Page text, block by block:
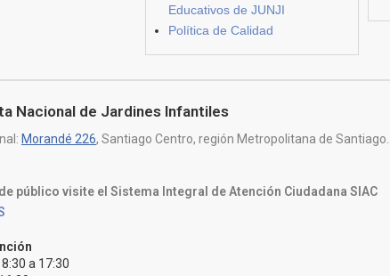
Educativos de JUNJI
Política de Calidad
Nacional de Jardines Infantiles
Morandé 226, Santiago Centro, región Metropolitana de Santiago.
público visite el Sistema Integral de Atención Ciudadana SIAC
a 17:30